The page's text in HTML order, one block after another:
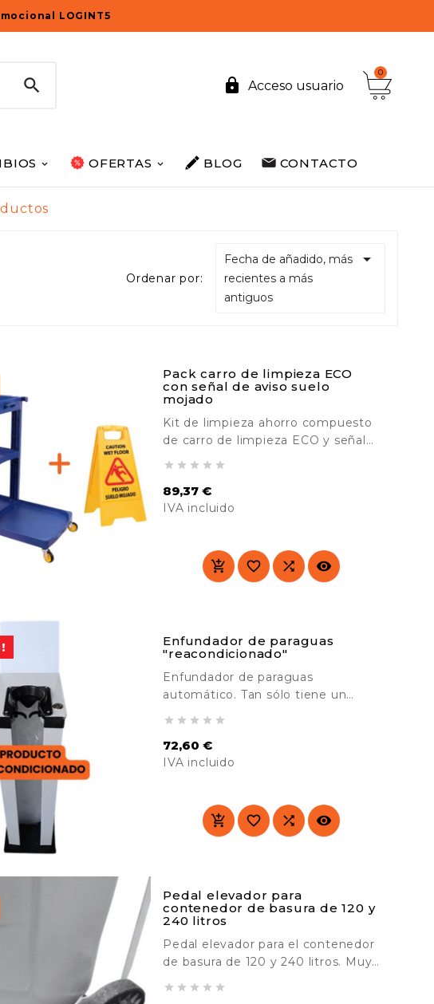
LOGINT5
  Acceso usuario
0
OFERTAS BLOG CONTACTO
Ordenar por:
Fecha de añadido, más
recientes a más
antiguos

Pack carro de limpieza ECO
con señal de aviso suelo
mojado
Kit de limpieza ahorro compuesto
de carro de limpieza ECO y señal
cualquier entorno. Ideal para evitar
resbalones en superficies
    
89,37 €
IVA incluido
   
Enfundador de paraguas
"reacondicionado"
Enfundador de paraguas
automático. Tan sólo tiene un
afecta al funcionamiento en
absoluto. No tiene uso. Se ha
de inicio de 200 bolsas.
    
72,60 €
IVA incluido
   
Pedal elevador para
contenedor de basura de 120 y
240 litros
Pedal elevador para el contenedor
de basura de 120 y 240 litros. Muy
    